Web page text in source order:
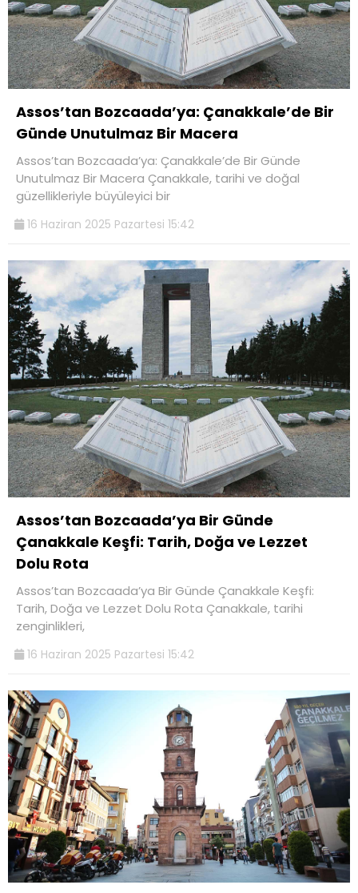
Assos’tan Bozcaada’ya: Çanakkale’de Bir
Günde Unutulmaz Bir Macera
Assos’tan Bozcaada’ya: Çanakkale’de Bir Günde
Unutulmaz Bir Macera Çanakkale, tarihi ve doğal
güzellikleriyle büyüleyici bir
16 Haziran 2025 Pazartesi 15:42
Assos’tan Bozcaada’ya Bir Günde
Çanakkale Keşfi: Tarih, Doğa ve Lezzet
Dolu Rota
Assos’tan Bozcaada’ya Bir Günde Çanakkale Keşfi:
Tarih, Doğa ve Lezzet Dolu Rota Çanakkale, tarihi
zenginlikleri,
16 Haziran 2025 Pazartesi 15:42